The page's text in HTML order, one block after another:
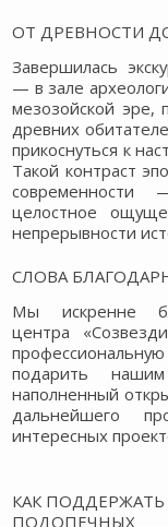
ОТ ДРЕВНОСТИ
Завершилась
— в зале
мезозойской эре,
древних
прикоснуться к
Такой контраст
целостное
непрерывности
СЛОВА
Мы искренне
центра
подарить
наполненный
дальнейшего
интересных
КАК
ПОДОПЕЧНЫХ